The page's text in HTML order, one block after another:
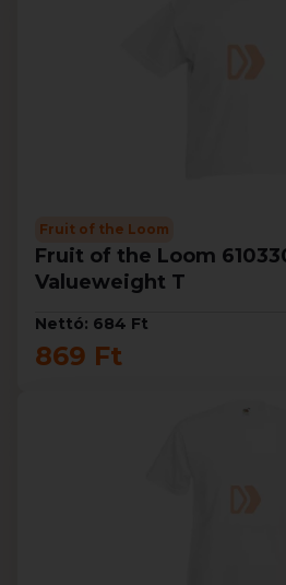
Fruit of the Loom
Fruit of the Loom
Valueweight T
Nettó: 684 Ft
869 Ft